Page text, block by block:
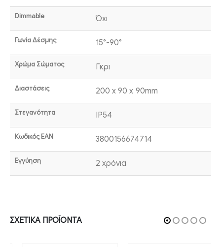
Dimmable Όχι
Γωνία Δέσμης 15°-90°
Χρώμα Σώματος Γκρι
Διαστάσεις 200 x 90 x 90mm
Στεγανότητα IP54
Κωδικός EAN 3800156674714
Εγγύηση 2 χρόνια
ΣΧΕΤΙΚΆ ΠΡΟΪΌΝΤΑ